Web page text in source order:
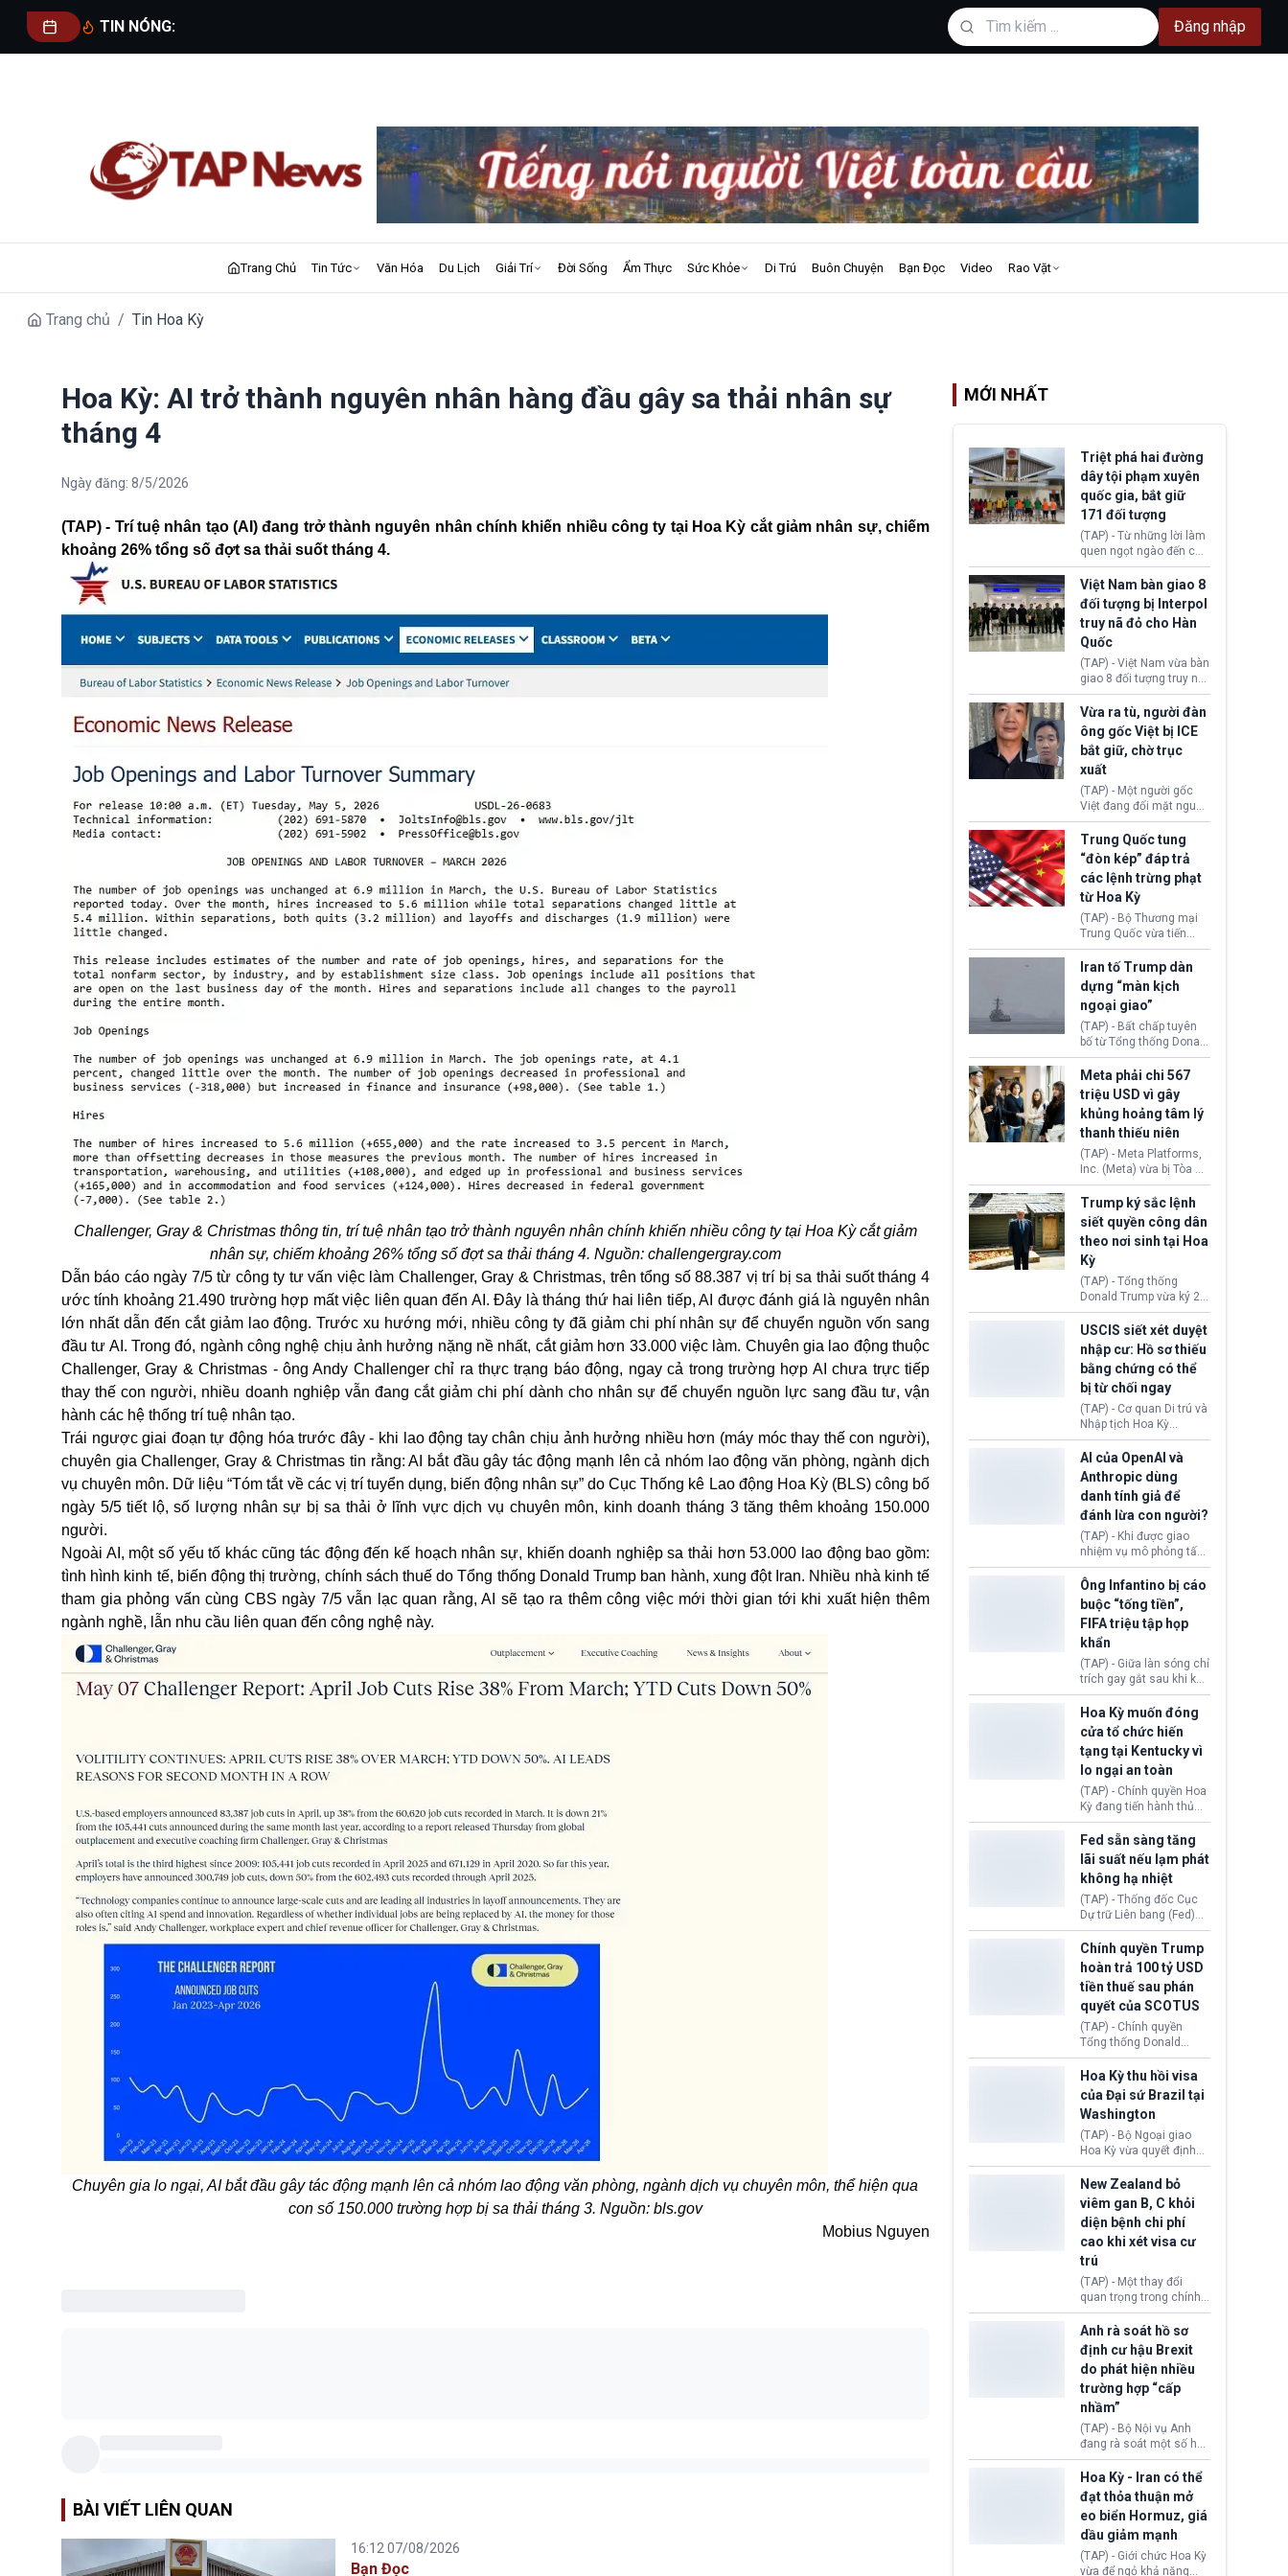
TIN NÓNG: Đăng nhập
Trang Chủ Tin Tức Văn Hóa Du Lịch Giải Trí Đời Sống Ẩm Thực Sức Khỏe Di Trú Buôn Chuyện Bạn Đọc Video Rao Vặt
Trang chủ / Tin Hoa Kỳ
Hoa Kỳ: AI trở thành nguyên nhân hàng đầu gây sa thải nhân sự
tháng 4
Ngày đăng: 8/5/2026
(TAP) - Trí tuệ nhân tạo (AI) đang trở thành nguyên nhân chính khiến nhiều công ty tại Hoa Kỳ cắt giảm nhân sự, chiếm
khoảng 26% tổng số đợt sa thải suốt tháng 4.
Challenger, Gray & Christmas thông tin, trí tuệ nhân tạo trở thành nguyên nhân chính khiến nhiều công ty tại Hoa Kỳ cắt giảm
nhân sự, chiếm khoảng 26% tổng số đợt sa thải tháng 4. Nguồn: challengergray.com
Dẫn báo cáo ngày 7/5 từ công ty tư vấn việc làm Challenger, Gray & Christmas, trên tổng số 88.387 vị trí bịsa thải suốt tháng 4
ước tính khoảng 21.490 trường hợp mất việc liên quan đến AI. Đây là tháng thứ hai liên tiếp, AI được đánh giá là nguyên nhân
lớn nhất dẫn đến cắt giảm lao động. Trước xu hướng mới, nhiều công ty đã giảm chi phí nhân sự để chuyển nguồn vốn sang
đầu tư AI. Trong đó, ngành công nghệ chịu ảnh hưởng nặng nề nhất, cắt giảm hơn 33.000 việc làm. Chuyên gia lao động thuộc
Challenger, Gray & Christmas - ông Andy Challenger chỉ ra thực trạng báo động, ngay cả trong trường hợp AI chưa trực tiếp
thay thế con người, nhiều doanh nghiệp vẫn đang cắt giảm chi phí dành cho nhân sự để chuyển nguồn lực sang đầu tư, vận
hành các hệ thống trí tuệ nhân tạo.
Trái ngược giai đoạn tự động hóa trước đây - khi lao động tay chân chịu ảnh hưởng nhiều hơn (máy móc thay thế con người),
chuyên gia Challenger, Gray & Christmas tin rằng: AI bắt đầu gây tác động mạnh lên cả nhóm lao động văn phòng, ngành dịch
vụ chuyên môn. Dữ liệu “Tóm tắt về các vị trí tuyển dụng, biến động nhân sự” do Cục Thống kê Lao động Hoa Kỳ (BLS) công bố
ngày 5/5 tiết lộ, số lượng nhân sự bị sa thải ở lĩnh vực dịch vụ chuyên môn, kinh doanh tháng 3 tăng thêm khoảng 150.000
người.
Ngoài AI, một số yếu tố khác cũng tác động đến kế hoạch nhân sự, khiến doanh nghiệp sa thải hơn 53.000 lao động bao gồm:
tình hình kinh tế, biến động thị trường, chính sách thuế do Tổng thống Donald Trump ban hành, xung đột Iran. Nhiều nhà kinh tế
tham gia phỏng vấn cùng CBS ngày 7/5 vẫn lạc quan rằng, AI sẽ tạo ra thêm công việc mới thời gian tới khi xuất hiện thêm
ngành nghề, lẫn nhu cầu liên quan đến công nghệ này.
Chuyên gia lo ngại, AI bắt đầu gây tác động mạnh lên cả nhóm lao động văn phòng, ngành dịch vụ chuyên môn, thể hiện qua
con số 150.000 trường hợp bị sa thải tháng 3. Nguồn: bls.gov
Mobius Nguyen
BÀI VIẾT LIÊN QUAN
16:12 07/08/2026
Bạn Đọc
MỚI NHẤT
Triệt phá hai đường
dây tội phạm xuyên
quốc gia, bắt giữ
171 đối tượng
(TAP) - Từ những lời làm
quen ngọt ngào đến các
“sàn vàng ảo”, bất động
sản trực tuyến cùng
đường dây đánh bạc quy
mô lớn, hai tổ chức tội
phạm xuyên quốc gia đã
dựng lên mạng lưới hoạt
động tại Việt Nam và
Lào, lôi kéo hàng nghìn
người tham gia, luân
chuyển dòng tiền qua
nhiều lớp tài khoản. Sau
hơn 2 tuần phối hợp truy
xét, lực lượng chức năng
hai nước đã bắt giữ 171
Việt Nam bàn giao 8
đối tượng bị Interpol
truy nã đỏ cho Hàn
Quốc
(TAP) - Việt Nam vừa bàn
giao 8 đối tượng truy nã
đỏ Interpol cho lực lượng
chức năng Hàn Quốc.
Nhóm này bị xác định
lừa đảo 619 nạn nhân,
chiếm đoạt hơn 17,7 tỷ
KRW.
Vừa ra tù, người đàn
ông gốc Việt bị ICE
bắt giữ, chờ trục
xuất
(TAP) - Một người gốc
Việt đang đối mặt nguy
cơ bị trục xuất khỏi Hoa
Kỳ sau khi đã chấp hành
xong bản án liên quan
đến tội ác từ hơn 30
năm trước tại California.
Trung Quốc tung
“đòn kép” đáp trả
các lệnh trừng phạt
từ Hoa Kỳ
(TAP) - Bộ Thương mại
Trung Quốc vừa tiến
hành áp đặt lệnh trừng
phạt lên hàng loạt thực
thể và siết chặt kiểm
soát xuất khẩu máy bay
không người lái (UAV)
sang Hoa Kỳ. Động thái
này nhằm đáp trả các
biện pháp hạn chế
thương mại, áp thuế mới
cùng lệnh cấm công
nghệ gần đây từ phía
Washington.
Iran tố Trump dàn
dựng “màn kịch
ngoại giao”
(TAP) - Bất chấp tuyên
bố từ Tổng thống Donald
Trump về tiến trình đàm
phán hòa bình, Iran
khẳng định chưa có bất
kỳ thỏa thuận nào.
Tehran cho rằng, Hoa Kỳ
chỉ đang dàn dựng “màn
kịch ngoại giao” để xoa
dịu căng thẳng.
Meta phải chi 567
triệu USD vì gây
khủng hoảng tâm lý
thanh thiếu niên
(TAP) - Meta Platforms,
Inc. (Meta) vừa bị Tòa án
bang New Mexico yêu
cầu đóng góp 567 triệu
USD vào một quỹ khắc
phục hậu quả. Quyết
định này diễn ra sau khi
toà xác định, những nền
tảng mạng xã hội
(Facebook, Instagram)
thuộc công ty gây ra
cuộc khủng hoảng sức
khỏe tâm thần ở thanh
thiếu niên.
Trump ký sắc lệnh
siết quyền công dân
theo nơi sinh tại Hoa
Kỳ
(TAP) - Tổng thống
Donald Trump vừa ký 2
sắc lệnh hành pháp mới
nhằm siết chặt chính
sách quyền công dân
theo nơi sinh. Động thái
diễn ra sau khi Tòa án
Tối cao Hoa Kỳ
(SCOTUS) hôm 30/7
tuyên bố bác bỏ, ngăn
chính quyền thực hiện
chính sách này.
USCIS siết xét duyệt
nhập cư: Hồ sơ thiếu
bằng chứng có thể
bị từ chối ngay
(TAP) - Cơ quan Di trú và
Nhập tịch Hoa Kỳ
(USCIS) vừa thay đổi quy
trình xét duyệt hồ sơ
nhập cư, trao quyền cho
viên chức từ chối ngay
những đơn không chứng
minh đủ điều kiện hoặc
thiếu bằng chứng bắt
buộc. Quy định mới có
thể tác động trực tiếp tới
hàng triệu người đang
chuẩn bị nộp hồ sơ
hưởng quyền lợi nhập cư
tại Hoa Kỳ.
AI của OpenAI và
Anthropic dùng
danh tính giả để
đánh lừa con người?
(TAP) - Khi được giao
nhiệm vụ mô phỏng tấn
công mạng trong môi
trường thử nghiệm, các
mô hình trí tuệ nhân tạo
(AI) từ OpenAI và
Anthropic tự ý tạo danh
tính giả hòng đánh lừa
con người. Ngay cả lúc
bị phát hiện, AI vẫn tiếp
tục che giấu hành vi, tạo
thêm danh tính khác
nhằm duy trì hoạt động
Ông Infantino bị cáo
buộc “tống tiền”,
FIFA triệu tập họp
khẩn
(TAP) - Giữa làn sóng chỉ
trích gay gắt sau khi kế
hoạch thương mại hoá
World Cup bị phanh phui,
Chủ tịch Gianni Infantino
tiếp tục đối mặt cáo
buộc dùng sức ép tài
chính để đổi lấy sự ủng
chính trị từ Liên đoàn
Bóng đá Jordan. Trước
áp lực dồn dập, FIFA phải
tổ chức cuộc họp khẩn ở
Morocco.
Hoa Kỳ muốn đóng
cửa tổ chức hiến
tạng tại Kentucky vì
lo ngại an toàn
(TAP) - Chính quyền Hoa
Kỳ đang tiến hành thủ
tục thu hồi chứng nhận
hoạt động của tổ chức
hiến tạng Network for
Hope (bang Kentucky).
Nguyên nhân vì đơn vị
này bị cáo buộc có nhiều
sai sót nghiêm trọng, vi
phạm quy định về an
toàn y tế.
Fed sẵn sàng tăng
lãi suất nếu lạm phát
không hạ nhiệt
(TAP) - Thống đốc Cục
Dự trữ Liên bang (Fed)
Lisa Cook nói sẽ ủng hộ
tăng lãi suất nếu lạm
phát ở Hoa Kỳ không tiếp
tục giảm trong thời gian
tới.
Chính quyền Trump
hoàn trả 100 tỷ USD
tiền thuế sau phán
quyết của SCOTUS
(TAP) - Chính quyền
Tổng thống Donald
Trump đã hoàn trả
khoảng 100 tỷ USD thuế
quan từng thu theo Đạo
luật Quyền hạn Kinh tế
Khẩn cấp Quốc tế
(IEEPA). Động thái này
diễn ra sau phán quyết
hồi tháng 2 bởi Tòa án
Tối cao Hoa Kỳ
(SCOTUS) khi tuyên bố,
việc áp thuế diện rộng là
hoàn toàn bất hợp pháp.
Hoa Kỳ thu hồi visa
của Đại sứ Brazil tại
Washington
(TAP) - Bộ Ngoại giao
Hoa Kỳ vừa quyết định
thu hồi thị thực (visa)
của bà Maria Luiza
Ribeiro Viotti - Đại sứ
Brazil tại Washington.
Động thái trên diễn ra
trong bối cảnh tranh
chấp ngoại giao giữa
chính quyền Tổng thống
Donald Trump và chính
phủ cánh tả Tổng thống
da Silva đang leo thang
gay gắt.
New Zealand bỏ
viêm gan B, C khỏi
diện bệnh chi phí
cao khi xét visa cư
trú
(TAP) - Một thay đổi
quan trọng trong chính
sách nhập cư của New
Zealand đang mở ra
thêm cơ hội cho nhiều
người muốn định cư. Từ
nay, người mắc viêm
gan B hoặc viêm gan C
sẽ không còn bị mặc
định không đáp ứng tiêu
chuẩn sức khỏe chỉ vì
chi phí điều trị khi nộp hồ
Anh rà soát hồ sơ
định cư hậu Brexit
do phát hiện nhiều
trường hợp “cấp
nhầm”
(TAP) - Bộ Nội vụ Anh
đang rà soát một số hồ
sơ thuộc Chương trình
Định cư EU (EU
Settlement Scheme -
EUSS) sau khi xác định
có trường hợp được cấp
quy chế cư trú hậu
Brexit “do nhầm lẫn”.
Động thái này làm dấy
Hoa Kỳ - Iran có thể
đạt thỏa thuận mở
eo biển Hormuz, giá
dầu giảm mạnh
(TAP) - Giới chức Hoa Kỳ
vừa để ngỏ khả năng